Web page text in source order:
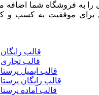
را به فروشگاه شما اضافه
برای موفقیت به کسب و
قالب
قالب
قالب ایمیل
قالب رایگان
قالب آماده